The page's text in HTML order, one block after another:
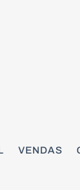
VENDAS